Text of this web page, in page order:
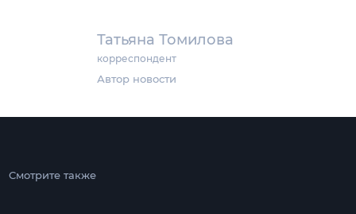
Татьяна Томилова
корреспондент
Автор новости
Смотрите также